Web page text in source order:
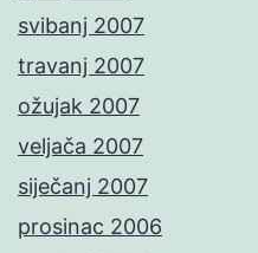
svibanj 2007
travanj 2007
ožujak 2007
veljača 2007
siječanj 2007
prosinac 2006